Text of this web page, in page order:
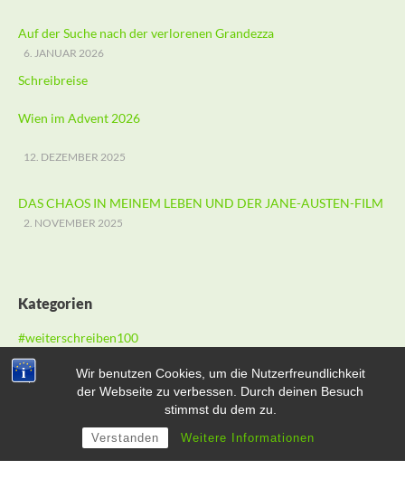
Wir benutzen Cookies, um die Nutzerfreundlichkeit
der Webseite zu verbessen. Durch deinen Besuch
stimmst du dem zu.
Verstanden Weitere Informationen
Auf der Suche nach der verlorenen Grandezza
6. JANUAR 2026
Schreibreise
Wien im Advent 2026
12. DEZEMBER 2025
DAS CHAOS IN MEINEM LEBEN UND DER JANE-AUSTEN-FILM
2. NOVEMBER 2025
Kategorien
#weiterschreiben100
Autoreninterview
Buchtipps
Kleemanns Kolumnen
Kleemanns Kritiken